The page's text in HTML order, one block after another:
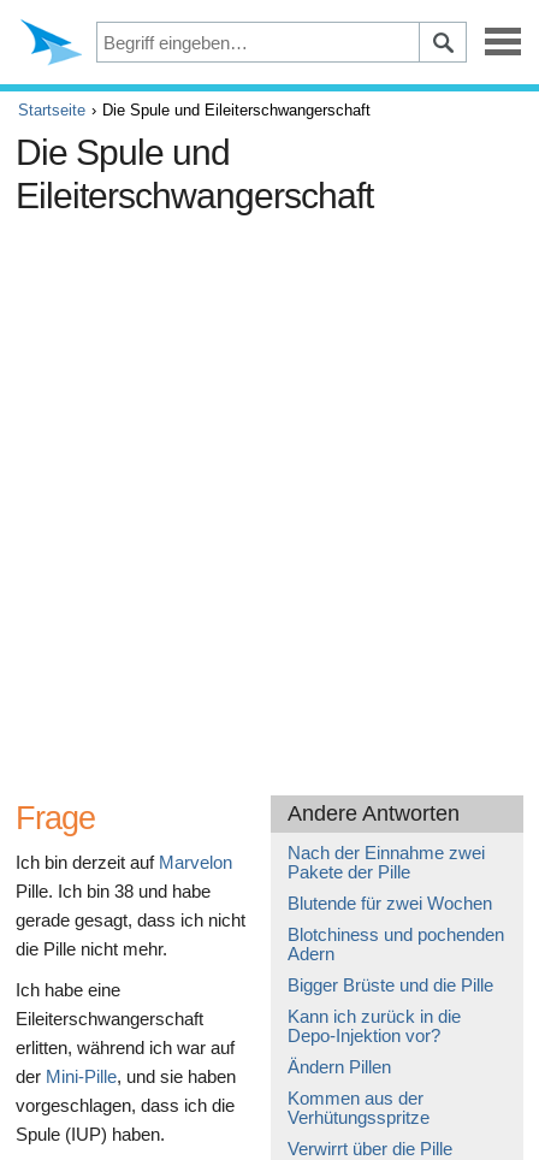
Depression
Augen
Unfälle und Erste Hilfe
Startseite Die Spule und Eileiterschwangerschaft
Die Spule und
Eileiterschwangerschaft
Andere Antworten
Nach der Einnahme zwei
Pakete der Pille
Blutende für zwei Wochen
Blotchiness und pochenden
Adern
Bigger Brüste und die Pille
Kann ich zurück in die
Depo-Injektion vor?
Ändern Pillen
Kommen aus der
Verhütungsspritze
Verwirrt über die Pille
Frage
Ich bin derzeit auf Marvelon
Pille. Ich bin 38 und habe
gerade gesagt, dass ich nicht
die Pille nicht mehr.
Ich habe eine
Eileiterschwangerschaft
erlitten, während ich war auf
der Mini-Pille, und sie haben
vorgeschlagen, dass ich die
Spule (IUP) haben.